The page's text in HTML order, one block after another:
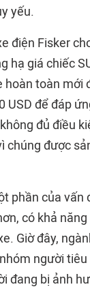
yếu.
điện Fisker
hạ giá chiếc
hoàn toàn mới
USD để đáp
đủ điều
chúng được
phần của vấn
có khả
Giờ đây,
người tiêu
đang bị ảnh